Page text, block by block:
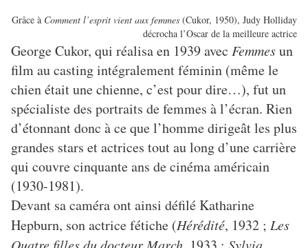
Grâce à Comment l’esprit vient aux femmes (Cukor, 1950), Judy Holliday
décrocha l’Oscar de la meilleure actrice
George Cukor, qui réalisa en 1939 avec Femmesun
film au casting intégralement féminin (même le
chien était une chienne, c’est pour dire…), fut un
spécialiste des portraits de femmes à l’écran. Rien
d’étonnant donc à ce que l’homme dirigeât les plus
grandes stars et actrices tout au long d’une carrière
qui couvre cinquante ans de cinéma américain
(1930-1981).
Devant sa caméra ont ainsi défilé Katharine
Hepburn, son actrice fétiche (Hérédité, 1932 ; Les